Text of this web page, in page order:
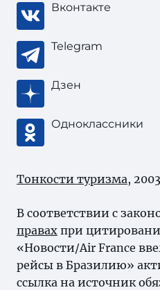
Вконтакте
Telegram
Дзен
Одноклассники
Тонкости туризма,
В соответствии с
правах при
«Новости/Air France
рейсы в Бразилию»
ссылка на источник